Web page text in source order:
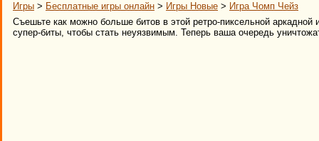
Игры > Бесплатные игры онлайн > Игры Новые > Игра Чомп Чейз
Съешьте как можно больше битов в этой ретро-пиксельной аркадной
супер-биты, чтобы стать неуязвимым. Теперь ваша очередь